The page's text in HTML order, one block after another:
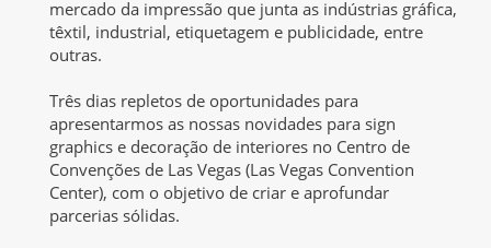
mercado da impressão que junta as indústrias gráfica,
têxtil, industrial, etiquetagem e publicidade, entre
outras.
Três dias repletos de oportunidades para
apresentarmos as nossas novidades para sign
graphics e decoração de interiores no Centro de
Convenções de Las Vegas (Las Vegas Convention
Center), com o objetivo de criar e aprofundar
parcerias sólidas.